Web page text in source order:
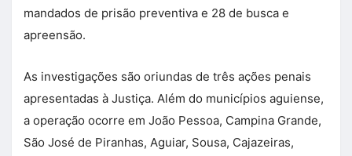
mandados de prisão preventiva e 28 de busca e
apreensão.
As investigações são oriundas de três ações penais
apresentadas à Justiça. Além do municípios aguiense,
a operação ocorre em João Pessoa, Campina Grande,
São José de Piranhas, Aguiar, Sousa, Cajazeiras,